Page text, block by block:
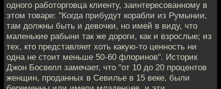
одного работорговца клиенту, заинтересованному в
этом товаре: "Когда прибудут корабли из Румынии,
там должны быть и девочки, но имей в виду, что
маленькие рабыни так же дороги, как и взрослые; из
тех, кто представляет хоть какую-то ценность ни
одна не стоит меньше 50-60 флоринов". Историк
Джон Босвелл замечает, что "от 10 до 20 процентов
женщин, проданных в Севилье в 15 веке, были